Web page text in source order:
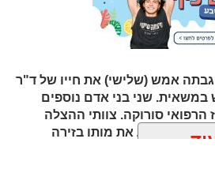
תחנת דלק.
עשרות שוטרים, אשר נאלצים לחצוץ
את מעשיו. המפגינים בצד זה
המערכת וקוראים לעברו קריאות
אמש (שלישי) את חייו של ד"ר
במשאית. שני בני אדם נוספים
הרפואי סורוקה. צוותי ההצלה
לקבוע את מותו בזירה